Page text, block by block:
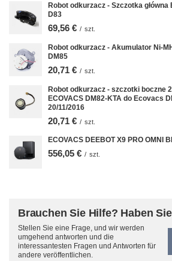
Robot odkurzacz - Szczotka
D83
69,56 € / szt.
Robot odkurzacz - Akumulator Ni-
DM85
20,71 € / szt.
Robot odkurzacz - szczotki boczne
ECOVACS DM82-KTA do Ecovacs
20/11/2016
20,71 € / szt.
ECOVACS DEEBOT X9 PRO OMNI
556,05 € / szt.
Brauchen Sie Hilfe? Haben
Stellen Sie eine Frage, und wir werden
umgehend antworten und die
interessantesten Fragen und Antworten für
andere veröffentlichen.